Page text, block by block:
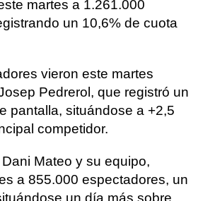
martes a 1.261.000
un 10,6% de cuota
vieron este martes
Pedrerol, que registró un
pantalla, situándose a +2,5
competidor.
Mateo y su equipo,
a 855.000 espectadores, un
un día más sobre